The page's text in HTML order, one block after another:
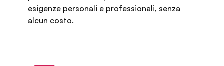
esigenze personali e professionali, senza
alcun costo.